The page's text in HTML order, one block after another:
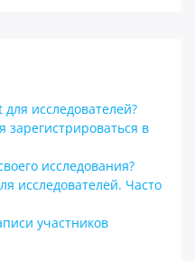
исследователей?
зарегистрироваться в
исследования?
исследователей. Часто
участников